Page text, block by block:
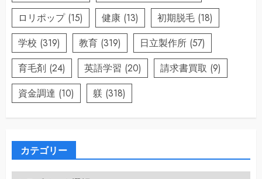
ロリポップ(15) 健康 (13) 初期脱毛 (18)
学校 (319) 教育 (319) 日立製作所 (57)
育毛剤 (24) 英語学習 (20) 請求書買取 (9)
資金調達 (10) 躾 (318)
カテゴリー